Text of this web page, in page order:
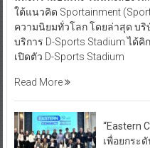
ใต้แนวคิด Sportainment
ความนิยมทั่วโลก โดยล่าสุด บริ
บริการ D-Sports Stadium ได้
เปิดตัว D-Sports Stadium
Read More
“Eastern
เพื่อยกระ